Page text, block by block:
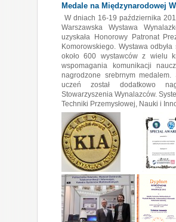
Medale na Międzynarodowej
W dniach 16-19 października
Warszawska Wystawa
uzyskała Honorowy Patronat
Komorowskiego. Wystawa
około 600 wystawców z wielu
wspomagania komunikacji
nagrodzone srebrnym
uczeń został dodatkowo
Stowarzyszenia Wynalazców.
Techniki Przemysłowej, Nauki i